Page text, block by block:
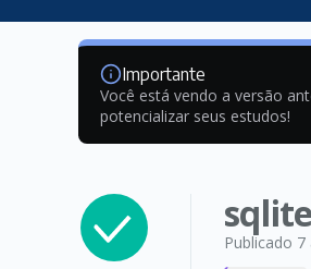
Importante
Você está vendo a versão
potencializar seus estudos!
Publicado